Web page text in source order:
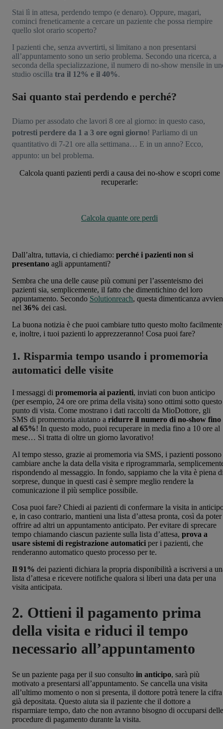
Stai lì in attesa, perdendo tempo (e denaro). Oppure, magari,
cominci freneticamente a cercare un paziente che possa riempire
quello slot orario scoperto?
I pazienti che, senza avvertirti, si limitano a non presentarsi
all’appuntamento sono un serio problema. Secondo una ricerca, a
seconda della specializzazione, il numero di no-show mensile in
studio oscilla tra il 12% e il 40%.
Sai quanto stai perdendo e perché?
Diamo per assodato che lavori 8 ore al giorno: in questo caso,
potresti perdere da 1 a 3 ore ogni giorno! Parliamo di un
quantitativo di 7-21 ore alla settimana… E in un anno? Ecco,
appunto: un bel problema.
Calcola quanti pazienti perdi a causa dei no-show e scopri come
recuperarle:
Calcola quante ore perdi
Dall’altra, tuttavia, ci chiediamo: perché i pazienti non si
presentano agli appuntamenti?
Sembra che una delle cause più comuni per l’assenteismo dei
pazienti sia, semplicemente, il fatto che dimentichino del loro
appuntamento. Secondo Solutionreach, questa dimenticanza
nel 36% dei casi.
La buona notizia è che puoi cambiare tutto questo molto facilmente
e, inoltre, i tuoi pazienti lo apprezzeranno! Cosa puoi fare?
1. Risparmia tempo usando i promemoria
automatici delle visite
I messaggi di promemoria ai pazienti, inviati con buon anticipo
(per esempio, 24 ore ore prima della visita) sono ottimi sotto questo
punto di vista. Come mostrano i dati raccolti da MioDottore, gli
SMS di promemoria aiutano a ridurre il numero di no-show fino
al 65%! In questo modo, puoi recuperare in media fino a 10 ore al
mese… Si tratta di oltre un giorno lavorativo!
Al tempo stesso, grazie ai promemoria via SMS, i pazienti possono
cambiare anche la data della visita e riprogrammarla,
rispondendo al messaggio. In fondo, sappiamo che la vita è piena
sorprese, dunque in questi casi è sempre meglio rendere la
comunicazione il più semplice possibile.
Cosa puoi fare? Chiedi ai pazienti di confermare la visita in
e, in caso contrario, mantieni una lista d’attesa pronta, così da poter
offrire ad altri un appuntamento anticipato. Per evitare di sprecare
tempo chiamando ciascun paziente sulla lista d’attesa, prova a
usare sistemi di registrazione automatici per i pazienti, che
renderanno automatico questo processo per te.
Il 91% dei pazienti dichiara la propria disponibilità a iscriversi a
lista d’attesa e ricevere notifiche qualora si liberi una data per una
visita anticipata.
2. Ottieni il pagamento prima
della visita e riduci il tempo
necessario all’appuntamento
Se un paziente paga per il suo consulto in anticipo, sarà più
motivato a presentarsi all’appuntamento. Se cancella una visita
all’ultimo momento o non si presenta, il dottore potrà tenere la cifra
già depositata. Questo aiuta sia il paziente che il dottore a
risparmiare tempo, dato che non avranno bisogno di occuparsi delle
procedure di pagamento durante la visita.